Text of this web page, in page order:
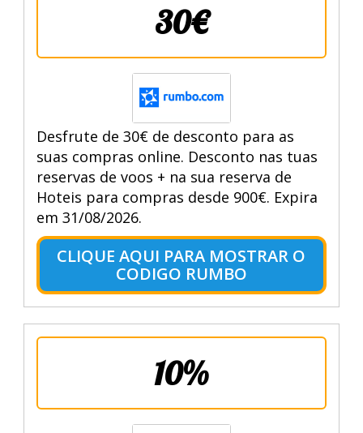
30€
Desfrute de 30€ de desconto para as
suas compras online. Desconto nas tuas
reservas de voos + na sua reserva de
Hoteis para compras desde 900€. Expira
em 31/08/2026.
CLIQUE AQUI PARA MOSTRAR O
CODIGO RUMBO
10%